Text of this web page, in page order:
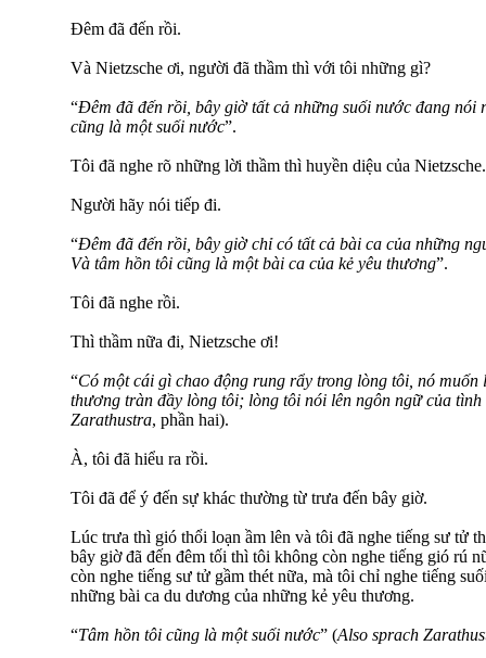
Đêm đã đến rồi.
Và Nietzsche ơi, người đã thầm thì với tôi những gì?
“Đêm đã đến rồi, bây giờ tất cả những suối nước đang nói
cũng là một suối nước”.
Tôi đã nghe rõ những lời thầm thì huyền diệu của Nietzsche.
Người hãy nói tiếp đi.
“Đêm đã đến rồi, bây giờ chỉ có tất cả bài ca của những
Và tâm hồn tôi cũng là một bài ca của kẻ yêu thương”.
Tôi đã nghe rồi.
Thì thầm nữa đi, Nietzsche ơi!
“Có một cái gì chao động rung rẩy trong lòng tôi, nó muốn
thương tràn đầy lòng tôi; lòng tôi nói lên ngôn ngữ của
Zarathustra, phần hai).
À, tôi đã hiểu ra rồi.
Tôi đã để ý đến sự khác thường từ trưa đến bây giờ.
Lúc trưa thì gió thổi loạn ầm lên và tôi đã nghe tiếng sư tử
bây giờ đã đến đêm tối thì tôi không còn nghe tiếng gió rú
còn nghe tiếng sư tử gầm thét nữa, mà tôi chỉ nghe tiếng
những bài ca du dương của những kẻ yêu thương.
“Tâm hồn tôi cũng là một suối nước” (Also sprach